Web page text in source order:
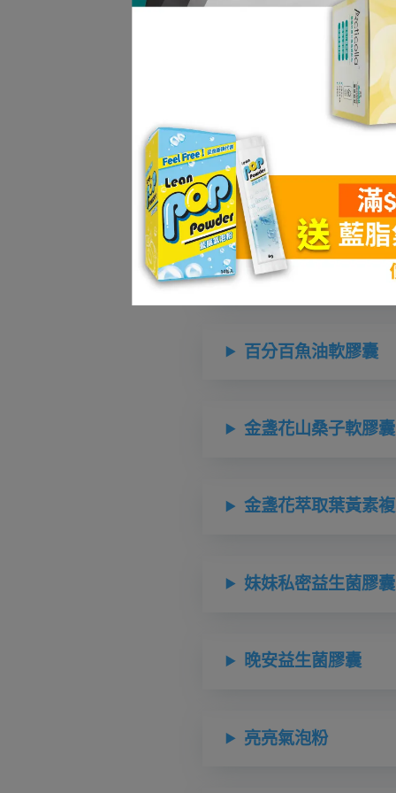
蕎麥D3+C+硒膠囊
酪蛋白胜肽海藻鈣
GSH類黃酮C錠
酵母β-葡聚醣膠囊
百分百魚油軟膠囊
金盞花山桑子軟膠囊
金盞花萃取葉黃素
妹妹私密益生菌膠囊
晚安益生菌膠囊
亮亮氣泡粉